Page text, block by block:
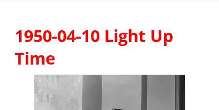
1950-04-10 Light Up
Time